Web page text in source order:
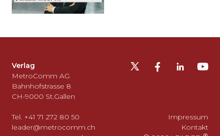
auslassen
und
zurück
zum
gehen?
Verlag
MetroComm AG
Bahnhofstrasse 8
CH-9000 St.Gallen
Tel. +41 71 272 80 50
leader@metrocomm.ch
Impressum
Kontakt